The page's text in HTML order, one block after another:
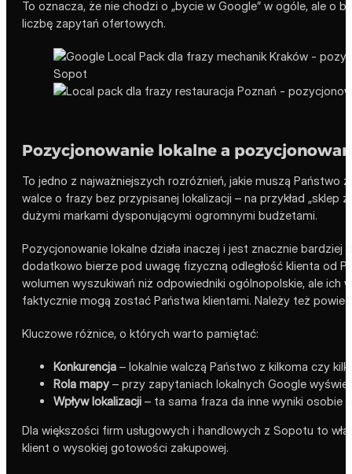
To oznacza, że nie chodzi o „bycie w Google” w ogóle, ale o
liczbę zapytań ofertowych.
Pozycjonowanie lokalne a
To jedno z najważniejszych rozróżnień, jakie muszą Państwo
walce o frazy bez przypisanej lokalizacji – na przykład „sklep
dużymi markami dysponującymi ogromnymi budżetami.
Pozycjonowanie lokalne działa inaczej i jest znacznie
dodatkowo bierze pod uwagę fizyczną odległość klienta od
wolumen wyszukiwań niż odpowiedniki ogólnopolskie, ale
faktycznie mogą zostać Państwa klientami. Należy też
Kluczowe różnice, o których warto pamiętać:
Konkurencja – lokalnie walczą Państwo z kilkoma czy
Rola mapy – przy zapytaniach lokalnych Google
Wpływ lokalizacji – ta sama fraza da inne wyniki osobie
Dla większości firm usługowych i handlowych z Sopotu to
klient o wysokiej gotowości zakupowej.